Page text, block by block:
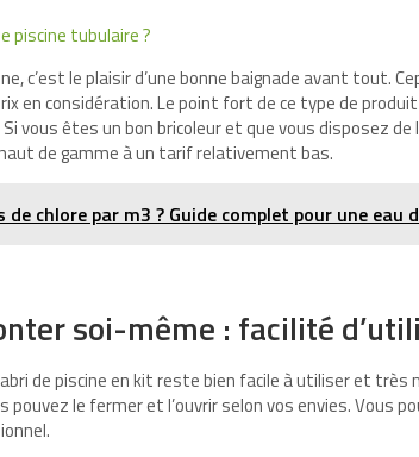
piscine tubulaire ?
c’est le plaisir d’une bonne baignade avant tout.
en considération. Le point fort de ce type de
vous êtes un bon bricoleur et que vous disposez de
de gamme à un tarif relativement bas.
de chlore par m3 ? Guide complet pour une eau
soi-même : facilité
de piscine en kit reste bien facile à utiliser et très
pouvez le fermer et l’ouvrir selon vos envies. Vous